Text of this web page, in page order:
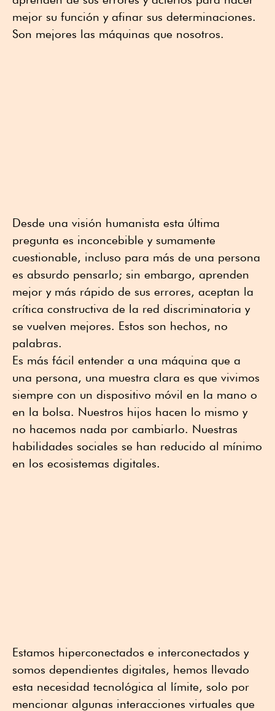
mejor su función y afinar sus determinaciones.
Son mejores las máquinas que nosotros.
Desde una visión humanista esta última
pregunta es inconcebible y sumamente
cuestionable, incluso para más de una persona
es absurdo pensarlo; sin embargo, aprenden
mejor y más rápido de sus errores, aceptan la
crítica constructiva de la red discriminatoria y
se vuelven mejores. Estos son hechos, no
palabras.
Es más fácil entender a una máquina que a
una persona, una muestra clara es que vivimos
siempre con un dispositivo móvil en la mano o
en la bolsa. Nuestros hijos hacen lo mismo y
no hacemos nada por cambiarlo. Nuestras
habilidades sociales se han reducido al mínimo
en los ecosistemas digitales.
Estamos hiperconectados e interconectados y
somos dependientes digitales, hemos llevado
esta necesidad tecnológica al límite, solo por
mencionar algunas interacciones virtuales que